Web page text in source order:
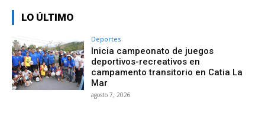
LO ÚLTIMO
Deportes
Inicia campeonato de juegos
deportivos-recreativos en
campamento transitorio en Catia La
Mar
agosto 7, 2026